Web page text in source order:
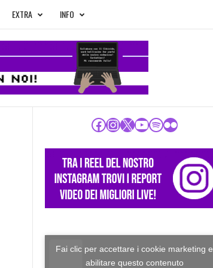
EXTRA INFO
Facebook InstagramX YouTube Spotify Flickr
Fai clic per accettare i cookie marketing e
abilitare questo contenuto